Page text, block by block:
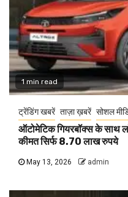
1 min read
ट्रेंडिंग खबरें ताज़ा ख़बरें सोशल
ऑटोमेटिक गियरबॉक्स के
कीमत सिर्फ 8.70 लाख रुपये
May 13, 2026 admin